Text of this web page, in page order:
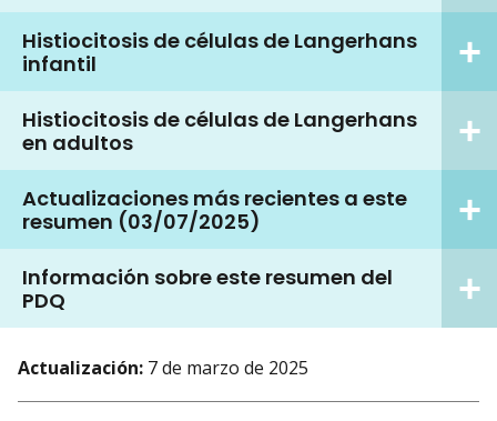
Histiocitosis de células de Langerhans
infantil
Histiocitosis de células de Langerhans
en adultos
Actualizaciones más recientes a este
resumen (03/07/2025)
Información sobre este resumen del
PDQ
Actualización: 7 de marzo de 2025